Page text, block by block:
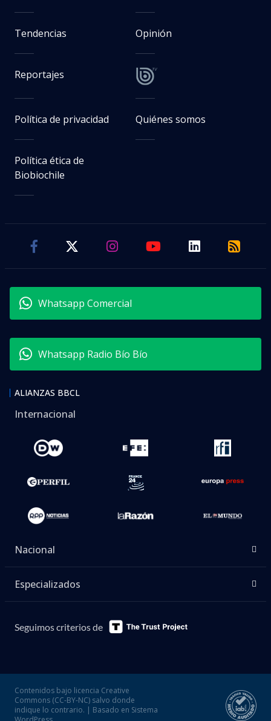
Tendencias Opinión
Reportajes
Política de privacidad Quiénes somos
Política ética de
Biobiochile
Whatsapp Comercial
Whatsapp Radio Bío Bío
ALIANZAS BBCL
Internacional
Nacional
Especializados
Seguimos criterios de
Contenidos bajo licencia Creative
Commons (CC-BY-NC) salvo donde
indique lo contrario. | Basado en Sistema